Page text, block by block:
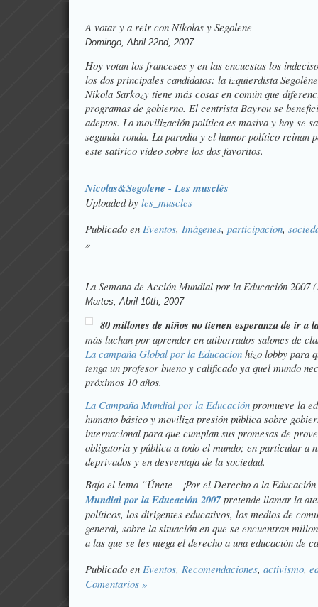
A votar y a reir con Nikolas y Segolene
Domingo, Abril 22nd, 2007
Hoy votan los franceses y en las encuestas los
los dos principales candidatos: la izquierdista
Nikola Sarkozy tiene más cosas en común que
programas de gobierno. El centrista Bayrou se
adeptos. La movilización política es masiva y hoy se
segunda ronda. La parodia y el humor político reinan
este satírico video sobre los dos favoritos.
Nicolas&Segolene - Les musclés
Uploaded by les_muscles
Publicado en Eventos, Imágenes, participacion,
»
La Semana de Acción Mundial por la Educación 2007
Martes, Abril 10th, 2007
80 millones de niños no tienen esperanza de ir a
más luchan por aprender en atiborrados salones de
La campaña Global por la Educacion hizo lobby para
tenga un profesor bueno y calificado ya quel mundo
próximos 10 años.
La Campaña Mundial por la Educación promueve la
humano básico y moviliza presión pública sobre
internacional para que cumplan sus promesas de
obligatoria y pública a todo el mundo; en particular a
deprivados y en desventaja de la sociedad.
Bajo el lema “Únete - ¡Por el Derecho a la
Mundial por la Educación 2007pretende llamar la
políticos, los dirigentes educativos, los medios de
general, sobre la situación en que se encuentran
a las que se les niega el derecho a una educación de
Publicado en Eventos, Recomendaciones, activismo,
Comentarios »